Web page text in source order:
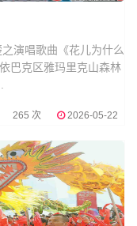
演唱歌曲《花儿为什么
巴克区雅玛里克山森林
265 次 2026-05-22